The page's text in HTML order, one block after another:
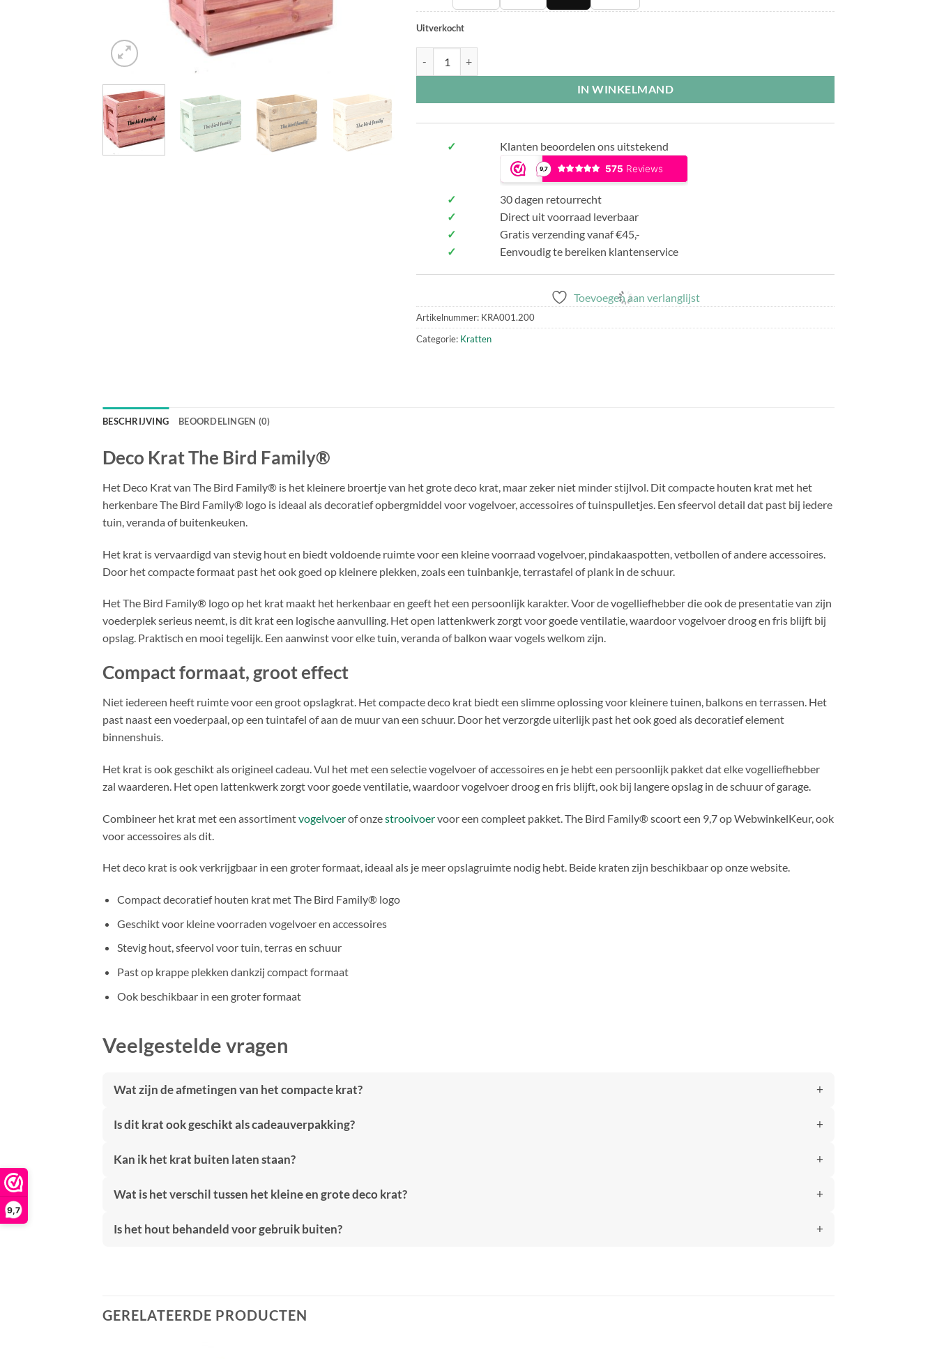
9,7
Uitverkocht
IN WINKELMAND
✓ Klanten beoordelen ons uitstekend
✓
30 dagen retourrecht
✓
Direct uit voorraad leverbaar
✓
Gratis verzending vanaf €45,-
✓
Eenvoudig te bereiken klantenservice
Toevoegen aan verlanglijst
Artikelnummer: KRA001.200
Categorie: Kratten
BESCHRIJVING BEOORDELINGEN (0)
Deco Krat The Bird Family®
Het Deco Krat van The Bird Family® is het kleinere broertje van het grote deco krat, maar zeker niet minder stijlvol. Dit compacte houten krat met het
herkenbare The Bird Family® logo is ideaal als decoratief opbergmiddel voor vogelvoer, accessoires of tuinspulletjes. Een sfeervol detail dat past bij iedere
tuin, veranda of buitenkeuken.
Het krat is vervaardigd van stevig hout en biedt voldoende ruimte voor een kleine voorraad vogelvoer, pindakaaspotten, vetbollen of andere accessoires.
Door het compacte formaat past het ook goed op kleinere plekken, zoals een tuinbankje, terrastafel of plank in de schuur.
Het The Bird Family® logo op het krat maakt het herkenbaar en geeft het een persoonlijk karakter. Voor de vogelliefhebber die ook de presentatie van zijn
voederplek serieus neemt, is dit krat een logische aanvulling. Het open lattenkwerk zorgt voor goede ventilatie, waardoor vogelvoer droog en fris blijft bij
opslag. Praktisch en mooi tegelijk. Een aanwinst voor elke tuin, veranda of balkon waar vogels welkom zijn.
Compact formaat, groot effect
Niet iedereen heeft ruimte voor een groot opslagkrat. Het compacte deco krat biedt een slimme oplossing voor kleinere tuinen, balkons en terrassen. Het
past naast een voederpaal, op een tuintafel of aan de muur van een schuur. Door het verzorgde uiterlijk past het ook goed als decoratief element
binnenshuis.
Het krat is ook geschikt als origineel cadeau. Vul het met een selectie vogelvoer of accessoires en je hebt een persoonlijk pakket dat elke vogelliefhebber
zal waarderen. Het open lattenkwerk zorgt voor goede ventilatie, waardoor vogelvoer droog en fris blijft, ook bij langere opslag in de schuur of garage.
Combineer het krat met een assortimentvogelvoerof onzestrooivoervoor een compleet pakket. The Bird Family® scoort een 9,7 op WebwinkelKeur, ook
voor accessoires als dit.
Het deco krat is ook verkrijgbaar in een groter formaat, ideaal als je meer opslagruimte nodig hebt. Beide kraten zijn beschikbaar op onze website.
Compact decoratief houten krat met The Bird Family® logo
Geschikt voor kleine voorraden vogelvoer en accessoires
Stevig hout, sfeervol voor tuin, terras en schuur
Past op krappe plekken dankzij compact formaat
Ook beschikbaar in een groter formaat
Veelgestelde vragen
Wat zijn de afmetingen van het compacte krat?
Is dit krat ook geschikt als cadeauverpakking?
Kan ik het krat buiten laten staan?
Wat is het verschil tussen het kleine en grote deco krat?
Is het hout behandeld voor gebruik buiten?
GERELATEERDE PRODUCTEN